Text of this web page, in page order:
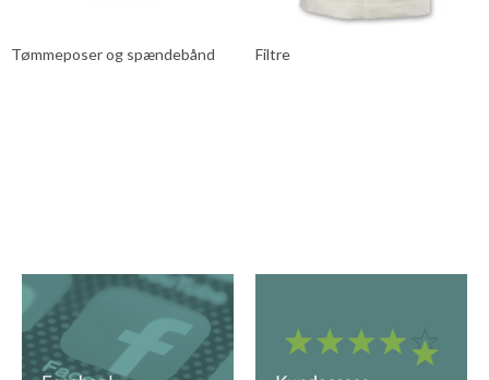
Tømmeposer og spændebånd Filtre